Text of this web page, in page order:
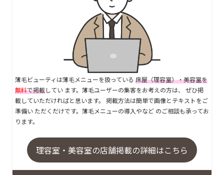
薄毛ビューティは薄毛メニューを扱っている 床屋（理容室）・美容室を
無料で掲載してい ます。薄毛ユーザーの集客をお考えの方は、 ぜひ掲
載していただければと思います。 掲載方法は簡単で画像とテキストをご
準備い ただくだけです。薄毛メニューの導入やなど のご相談も承ってお
ります。
理容室・美容室の店舗掲載の詳細はこちら